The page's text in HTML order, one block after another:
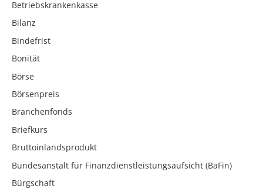
Betriebskrankenkasse
Bilanz
Bindefrist
Bonität
Börse
Börsenpreis
Branchenfonds
Briefkurs
Bruttoinlandsprodukt
Bundesanstalt für Finanzdienstleistungsaufsicht (BaFin)
Bürgschaft